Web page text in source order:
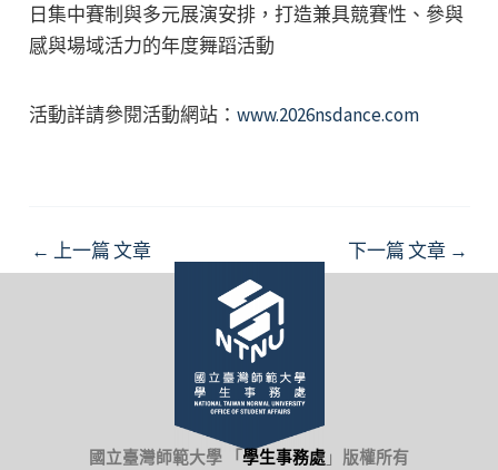
日集中賽制與多元展演安排，打造兼具競賽性、參與
感與場域活力的年度舞蹈活動
活動詳請參閱活動網站： www.2026nsdance.com
Post
navigation
← 上一篇 文章 下一篇 文章 →
國立臺灣師範大學 「 學生事務處 」 版權所有